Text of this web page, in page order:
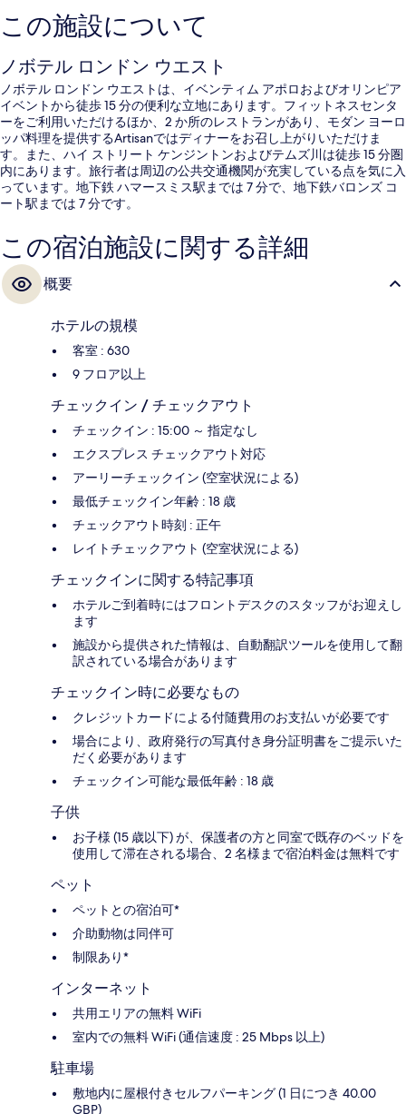
この施設について
ノボテル ロンドン ウエスト
ノボテル ロンドン ウエストは、イベンティム アポロおよびオリンピア
イベントから徒歩 15 分の便利な立地にあります。フィットネスセンタ
ーをご利用いただけるほか、2 か所のレストランがあり、モダン ヨーロ
ッパ料理を提供するArtisanではディナーをお召し上がりいただけま
す。また、ハイ ストリート ケンジントンおよびテムズ川は徒歩 15 分圏
内にあります。旅行者は周辺の公共交通機関が充実している点を気に入
っています。地下鉄 ハマースミス駅までは 7 分で、地下鉄バロンズ コ
ート駅までは 7 分です。
この宿泊施設に関する詳細
概要
ホテルの規模
客室 : 630
9 フロア以上
チェックイン / チェックアウト
チェックイン : 15:00 ～ 指定なし
エクスプレス チェックアウト対応
アーリーチェックイン (空室状況による)
最低チェックイン年齢 : 18 歳
チェックアウト時刻 : 正午
レイトチェックアウト (空室状況による)
チェックインに関する特記事項
ホテルご到着時にはフロントデスクのスタッフがお迎えし
ます
施設から提供された情報は、自動翻訳ツールを使用して翻
訳されている場合があります
チェックイン時に必要なもの
クレジットカードによる付随費用のお支払いが必要です
場合により、政府発行の写真付き身分証明書をご提示いた
だく必要があります
チェックイン可能な最低年齢 : 18 歳
子供
お子様 (15 歳以下) が、保護者の方と同室で既存のベッドを
使用して滞在される場合、2 名様まで宿泊料金は無料です
ペット
ペットとの宿泊可*
介助動物は同伴可
制限あり*
インターネット
共用エリアの無料 WiFi
室内での無料 WiFi (通信速度 : 25 Mbps 以上)
駐車場
敷地内に屋根付きセルフパーキング (1 日につき 40.00
GBP)